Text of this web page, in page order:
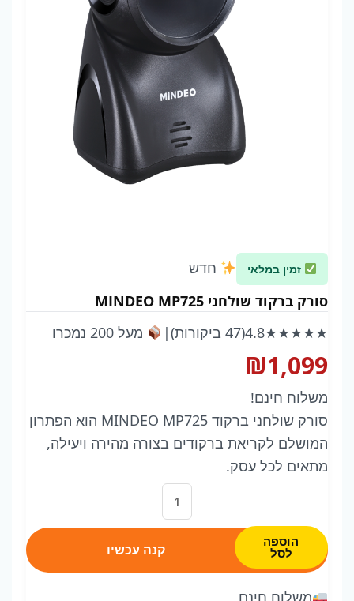
זמין במלאי
חדש
סורק ברקוד שולחני MINDEO MP725
★★★★★
4.8(47 ביקורות) | מעל 200 נמכרו
₪1,099
משלוח חינם!
סורק שולחני ברקוד MINDEO MP725 הוא הפתרון
המושלם לקריאת ברקודים בצורה מהירה ויעילה,
מתאים לכל עסק.
כמות
של
ברקוד
הוספה
לסל קנה עכשיו